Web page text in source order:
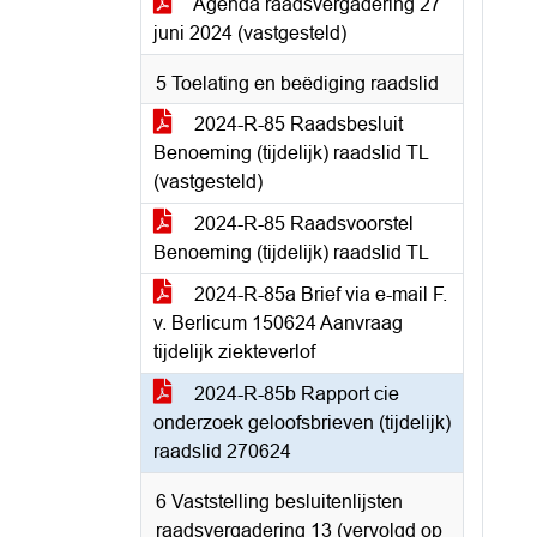
Agenda raadsvergadering 27
juni 2024 (vastgesteld)
5 Toelating en beëdiging raadslid
2024-R-85 Raadsbesluit
Benoeming (tijdelijk) raadslid TL
(vastgesteld)
2024-R-85 Raadsvoorstel
Benoeming (tijdelijk) raadslid TL
2024-R-85a Brief via e-mail F.
v. Berlicum 150624 Aanvraag
tijdelijk ziekteverlof
2024-R-85b Rapport cie
onderzoek geloofsbrieven (tijdelijk)
raadslid 270624
6 Vaststelling besluitenlijsten
raadsvergadering 13 (vervolgd op